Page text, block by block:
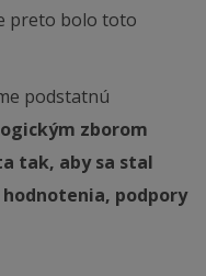
preto bolo toto
podstatnú
zborom
tak, aby sa stal
podpory